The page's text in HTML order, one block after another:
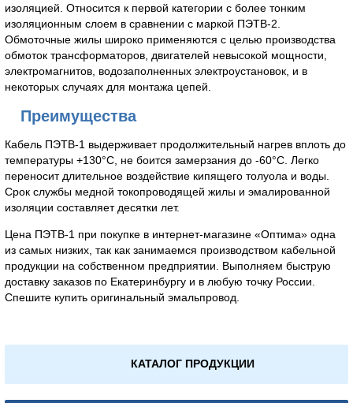
изоляцией. Относится к первой категории с более тонким
изоляционным слоем в сравнении с маркой ПЭТВ-2.
Обмоточные жилы широко применяются с целью производства
обмоток трансформаторов, двигателей невысокой мощности,
электромагнитов, водозаполненных электроустановок, и в
некоторых случаях для монтажа цепей.
Преимущества
Кабель ПЭТВ-1 выдерживает продолжительный нагрев вплоть до
температуры +130°С, не боится замерзания до -60°С. Легко
переносит длительное воздействие кипящего толуола и воды.
Срок службы медной токопроводящей жилы и эмалированной
изоляции составляет десятки лет.
Цена ПЭТВ-1 при покупке в интернет-магазине «Оптима» одна
из самых низких, так как занимаемся производством кабельной
продукции на собственном предприятии. Выполняем быструю
доставку заказов по Екатеринбургу и в любую точку России.
Спешите купить оригинальный эмальпровод.
КАТАЛОГ ПРОДУКЦИИ